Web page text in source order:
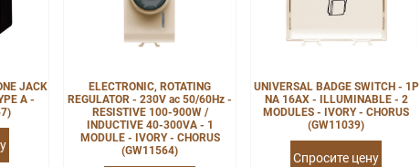
JACK
A -
ELECTRONIC, ROTATING
REGULATOR - 230V ac 50/60Hz -
RESISTIVE 100-900W /
INDUCTIVE 40-300VA - 1
MODULE - IVORY - CHORUS
(GW11564)
UNIVERSAL BADGE SWITCH - 1P
NA 16AX - ILLUMINABLE - 2
MODULES - IVORY - CHORUS
(GW11039)
Спросите цену